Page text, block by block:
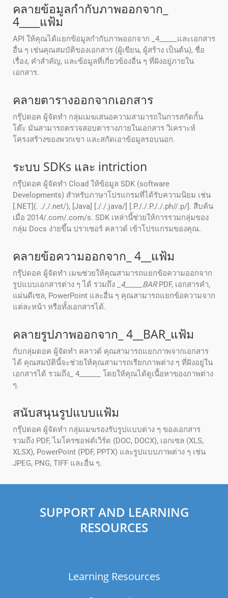
คลายข้อมูลกํากับภาพออกจาก_
4____แฟ้ม
API ให้คุณได้แยกข้อมูลกํากับภาพออกจาก _4_____และเอกสาร
อื่น ๆ เช่นคุณสมบัติของเอกสาร (ผู้เขียน, ผู้สร้าง เป็นต้น), ชื่อ
เรื่อง, คําสําคัญ, และข้อมูลที่เกี่ยวข้องอื่น ๆ ที่ฝังอยู่ภายใน
เอกสาร.
คลายตารางออกจากเอกสาร
กรุ๊ปดอค ผู้จัดทํา กลุ่มเมฆเสนอความสามารถในการสกัดกั้น
โต๊ะ มันสามารถตรวจสอบตารางภายในเอกสาร วิเคราะห์
โครงสร้างของพวกเขา และสกัดเอาข้อมูลรอบนอก.
ระบบ SDKs และ intriction
กรุ๊ปดอค ผู้จัดทํา Cload ให้ข้อมูล SDK (software
Developments) สําหรับภาษาโปรแกรมที่ได้รับความนิยม เช่น
[.NET](. ././.net/), [Java] [././.java/] [.P././.P././.ph//.p/]. สืบค้น
เมื่อ 2014/.com/.com/s. SDK เหล่านี้ช่วยให้การรวมกลุ่มของ
กลุ่ม Docs ง่ายขึ้น ปราเซอร์ คลาวด์ เข้าโปรแกรมของคุณ.
คลายข้อความออกจาก_ 4__แฟ้ม
กรุ๊ปดอค ผู้จัดทํา เมฆช่วยให้คุณสามารถแยกข้อความออกจาก
รูปแบบเอกสารต่าง ๆ ได้ รวมถึง _ 4_____BARPDF, เอกสารคํา,
แผ่นดีเซล, PowerPoint และอื่น ๆ คุณสามารถแยกข้อความจาก
แต่ละหน้า หรือทั้งเอกสารได้.
คลายรูปภาพออกจาก_ 4__BAR_แฟ้ม
กับกลุ่มดอค ผู้จัดทํา คลาวด์ คุณสามารถแยกภาพจากเอกสาร
ได้ คุณสมบัตินี้จะช่วยให้คุณสามารถเรียกภาพต่าง ๆ ที่ฝังอยู่ใน
เอกสารได้ รวมถึง_ 4______ โดยให้คุณได้ดูเนื้อหาของภาพต่าง
ๆ.
สนับสนุนรูปแบบแฟ้ม
กรุ๊ปดอค ผู้จัดทํา กลุ่มเมฆรองรับรูปแบบต่าง ๆ ของเอกสาร
รวมถึง PDF, ไมโครซอฟต์เวิร์ด (DOC, DOCX), เอกเซล (XLS,
XLSX), PowerPoint (PDF, PPTX) และรูปแบบภาพต่าง ๆ เช่น
JPEG, PNG, TIFF และอื่น ๆ.
SUPPORT AND LEARNING
RESOURCES
Learning Resources